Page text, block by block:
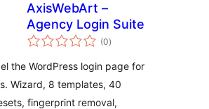
AxisWebArt –
Agency Login Suite
(0གདེང་
འཇོག་
ཚང་།
)
the WordPress login page for
Wizard, 8 templates, 40
fingerprint removal,